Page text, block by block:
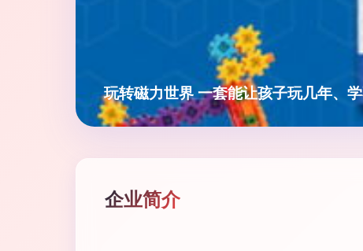
玩转磁力世界 一套能让孩子玩几年、
企业简介